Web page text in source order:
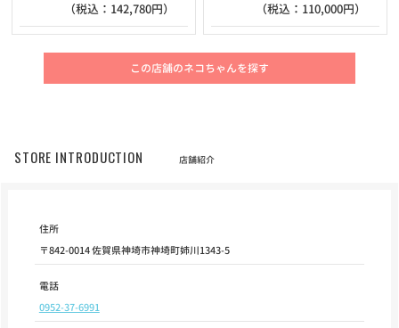
（税込：142,780円） （税込：110,000円）
この店舗のネコちゃんを探す
STORE INTRODUCTION 店舗紹介
住所
〒842-0014 佐賀県神埼市神埼町姉川1343-5
電話
0952-37-6991